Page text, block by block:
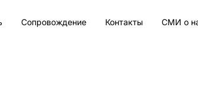
Сопровождение Контакты СМИ о